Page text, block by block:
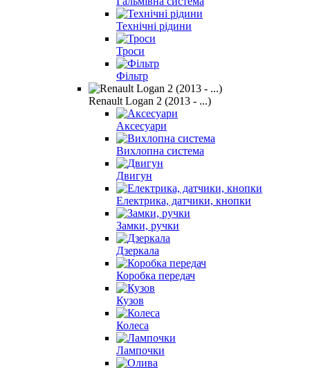
Технічні рідини
Троси
Фільтр
Renault Logan 2 (2013 - ...)
Аксесуари
Вихлопна система
Двигун
Електрика, датчики, кнопки
Замки, ручки
Дзеркала
Коробка передач
Кузов
Колеса
Лампочки